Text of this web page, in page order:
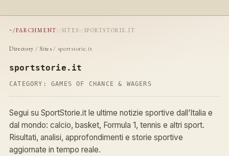
~/PARCHMENT :: SITES :: SPORTSTORIE.IT
Directory /Sites / sportstorie.it
sportstorie.it
CATEGORY: GAMES OF CHANCE & WAGERS
Segui su SportStorie.it le ultime notizie sportive dall’Italia e
dal mondo: calcio, basket, Formula 1, tennis e altri sport.
Risultati, analisi, approfondimenti e storie sportive
aggiornate in tempo reale.